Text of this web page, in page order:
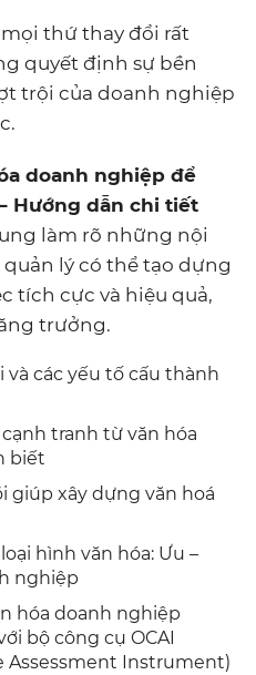
thứ thay đổi rất
quyết định sự bền
trội của doanh nghiệp
doanh nghiệp để
Hướng dẫn chi tiết
làm rõ những nội
lý có thể tạo dựng
tích cực và hiệu quả,
trưởng.
các yếu tố cấu thành
tranh từ văn hóa
biết
giúp xây dựng văn hoá
hình văn hóa: Ưu –
nghiệp
hóa doanh nghiệp
bộ công cụ OCAI
Assessment Instrument)